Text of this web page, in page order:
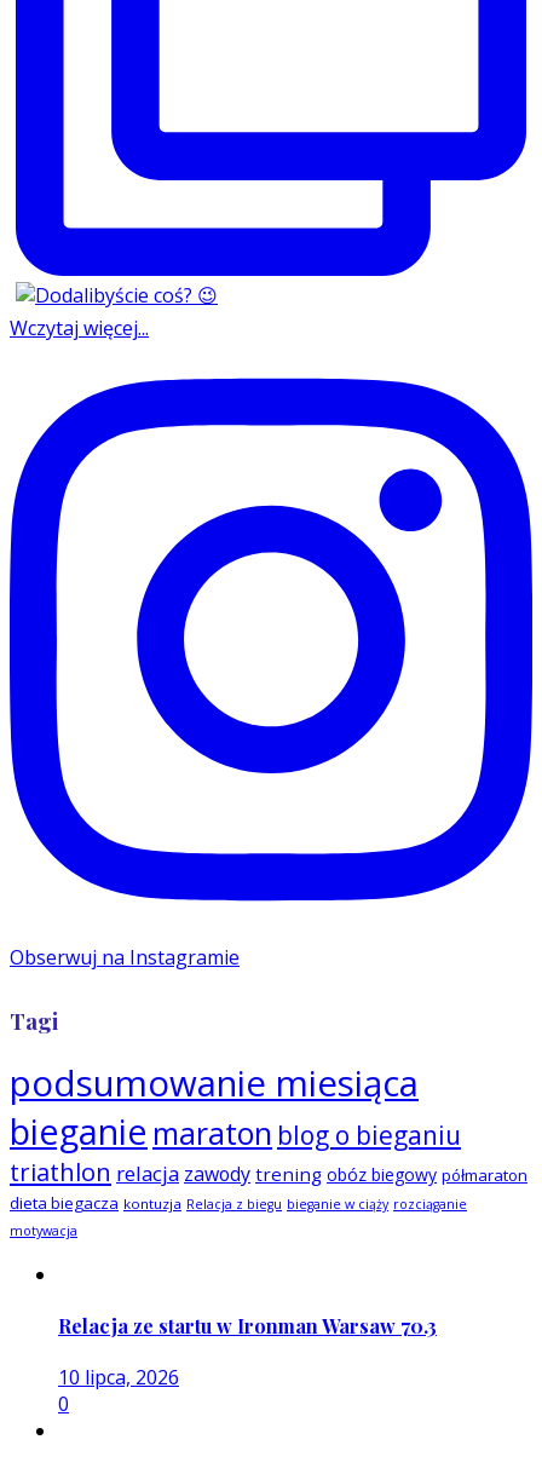
Wczytaj więcej...
Obserwuj na Instagramie
Tagi
podsumowanie miesiąca
bieganie maraton blog o bieganiu
triathlon relacja zawody trening obóz biegowy półmaraton
dieta biegacza kontuzja Relacja z biegu bieganie w ciąży rozciąganie
motywacja
Relacja ze startu w Ironman Warsaw 70.3
10 lipca, 2026
0